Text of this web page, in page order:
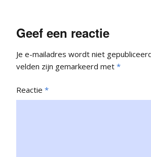
Geef een reactie
Je e-mailadres wordt niet
velden zijn gemarkeerd met *
Reactie *